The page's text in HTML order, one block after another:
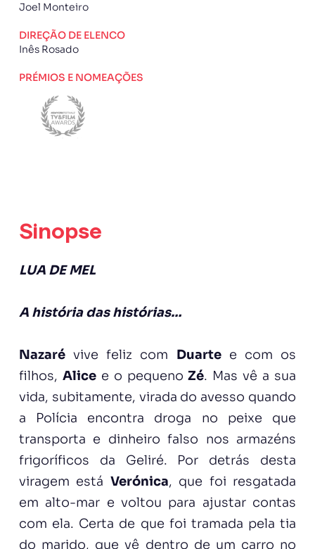
Joel Monteiro
DIREÇÃO DE ELENCO
Inês Rosado
PRÉMIOS E NOMEAÇÕES
Sinopse
LUA DE MEL
A história das histórias…
Nazarévive feliz com Duartee com os
filhos, Alicee o pequenoZé. Mas vê a sua
vida, subitamente, virada do avesso quando
a Polícia encontra droga no peixe que
transporta e dinheiro falso nos armazéns
frigoríficos da Geliré. Por detrás desta
viragem está Verónica, que foi resgatada
em alto-mar e voltou para ajustar contas
com ela. Certa de que foi tramada pela tia
do marido, que vê dentro de um carro no